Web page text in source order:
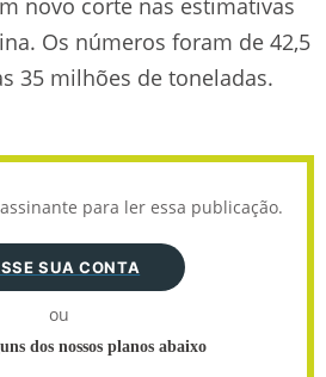
Os números foram de 42,5
35 milhões de toneladas.
para ler essa publicação.
SUA CONTA
ou
dos nossos planos abaixo